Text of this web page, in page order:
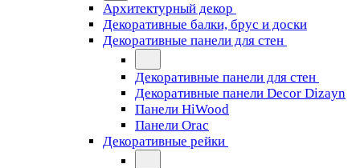
Архитектурный декор
Декоративные балки, брус и доски
Декоративные панели для стен
Декоративные панели для стен
Декоративные панели Decor Dizayn
Панели HiWood
Панели Orac
Декоративные рейки